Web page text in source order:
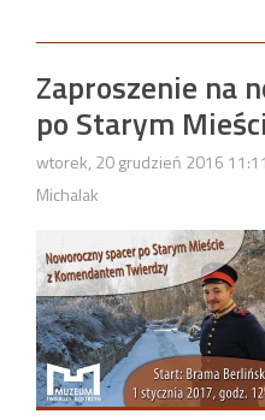
Zaproszenie na
po Starym
wtorek, 20 grudzień 2016 11:11
Michalak